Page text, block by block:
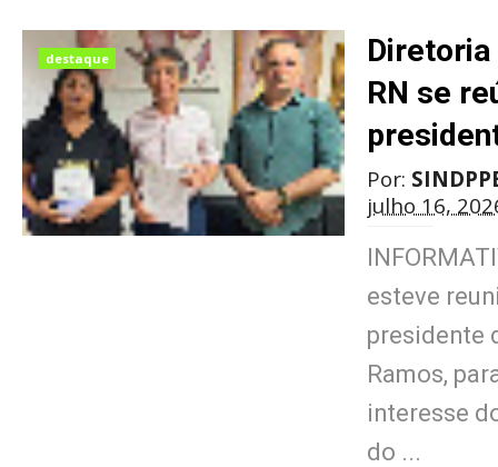
destaque
Diretoria
RN se
Por:
julho 16,
esteve
presidente
Ramos,
interesse
do ...